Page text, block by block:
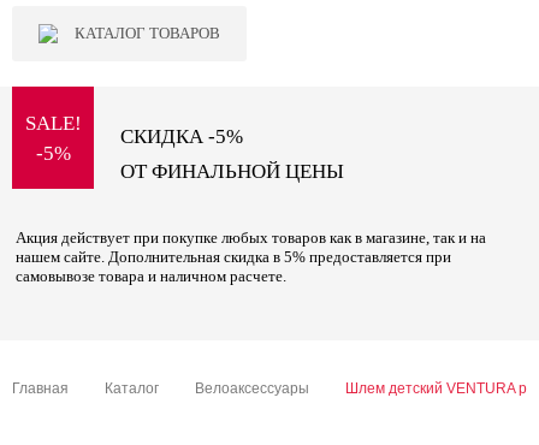
КАТАЛОГ ТОВАРОВ
SALE!
-5%
СКИДКА -5%
ОТ ФИНАЛЬНОЙ ЦЕНЫ
Акция действует при покупке любых товаров как в магазине, так и на
нашем сайте. Дополнительная скидка в 5% предоставляется при
самовывозе товара и наличном расчете.
Главная Каталог Велоаксессуары Шлем детский VENTURA